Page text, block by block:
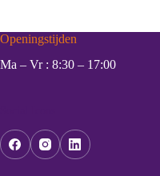
Openingstijden
Ma – Vr : 8:30 – 17:00